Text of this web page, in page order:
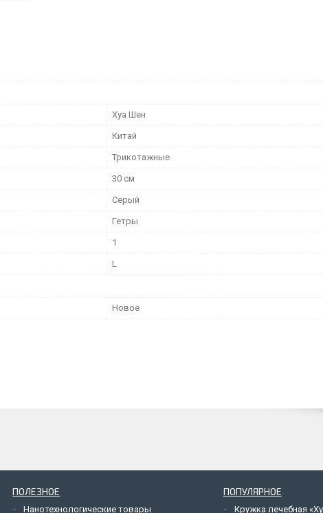
Хуа Шен
Китай
Трикотажные
30 см
Серый
Гетры
1
L
Новое
ПОЛЕЗНОЕ
Нанотехнологические товары
ПОПУЛЯРНОЕ
Кружка лечебная